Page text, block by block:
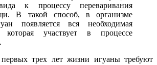
к процессу переваривания
В такой способ, в организме
появляется вся необходимая
которая участвует в процессе
трех лет жизни игуаны требуют